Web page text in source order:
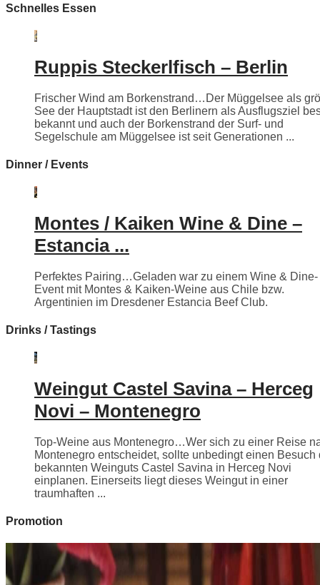
Schnelles Essen
Ruppis Steckerlfisch – Berlin
Frischer Wind am Borkenstrand…Der Müggelsee als
See der Hauptstadt ist den Berlinern als Ausflugsziel
bekannt und auch der Borkenstrand der Surf- und
Segelschule am Müggelsee ist seit Generationen ...
Dinner / Events
Montes / Kaiken Wine & Dine –
Estancia ...
Perfektes Pairing…Geladen war zu einem Wine & Dine-
Event mit Montes & Kaiken-Weine aus Chile bzw.
Argentinien im Dresdener Estancia Beef Club.
Drinks / Tastings
Weingut Castel Savina – Herceg
Novi – Montenegro
Top-Weine aus Montenegro…Wer sich zu einer Reise
Montenegro entscheidet, sollte unbedingt einen Besuch
bekannten Weinguts Castel Savina in Herceg Novi
einplanen. Einerseits liegt dieses Weingut in einer
traumhaften ...
Promotion